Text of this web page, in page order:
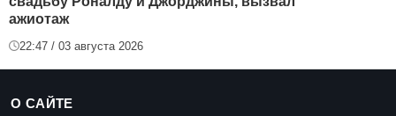
ажиотаж
22:47 / 03 августа 2026
О САЙТЕ